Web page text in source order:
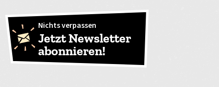
Nichts verpassen
Jetzt Newsletter
abonnieren!